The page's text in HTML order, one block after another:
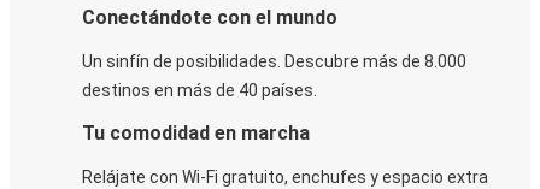
Conectándote con el mundo
Un sinfín de posibilidades. Descubre más de 8.000
destinos en más de 40 países.
Tu comodidad en marcha
Relájate con Wi-Fi gratuito, enchufes y espacio extra